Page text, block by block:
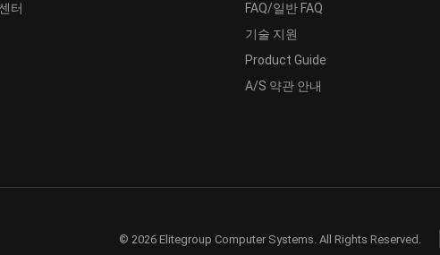
터
FAQ/일반 FAQ
기술 지원
Product Guide
A/S 약관 안내
© 2026 Elitegroup Computer Systems. All Rights Reserved.